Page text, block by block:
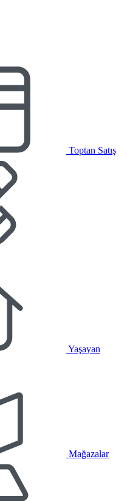
Toptan Satış
Yaşayan
Mağazalar